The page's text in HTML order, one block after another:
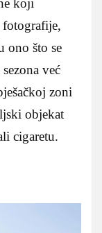
fotografije,
ono što se
već
zoni
objekat
cigaretu.